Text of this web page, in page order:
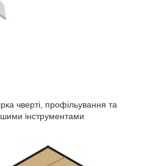
чверті, профільування та
інструментами